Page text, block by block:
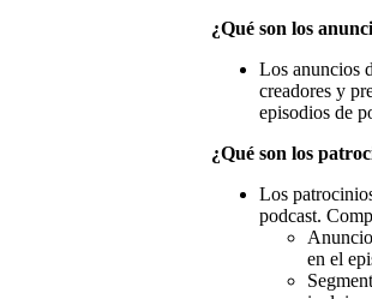
¿Qué son los
Los anuncios
creadores y
episodios de
¿Qué son los
Los
podcast.
en el